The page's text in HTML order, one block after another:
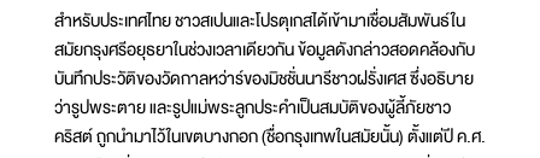
สำหรับประเทศไทย ชาวสเปนและโปรตุเกสได้เข้ามาเชื่อมสัมพันธ์ใน
สมัยกรุงศรีอยุธยาในช่วงเวลาเดียวกัน ข้อมูลดังกล่าวสอดคล้องกับ
บันทึกประวัติของวัดกาลหว่าร์ของมิชชั่นนารีชาวฝรั่งเศส ซึ่งอธิบาย
ว่ารูปพระตาย และรูปแม่พระลูกประคำเป็นสมบัติของผู้ลี้ภัยชาว
คริสต์ ถูกนำมาไว้ในเขตบางกอก (ชื่อกรุงเทพในสมัยนั้น) ตั้งแต่ปี ค.ศ.